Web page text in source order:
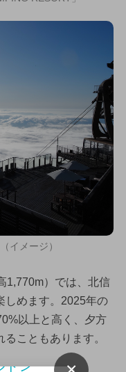
イメージ）
1,770m）では、北信
しめます。2025年の
以上と高く、夕方
こともあります。